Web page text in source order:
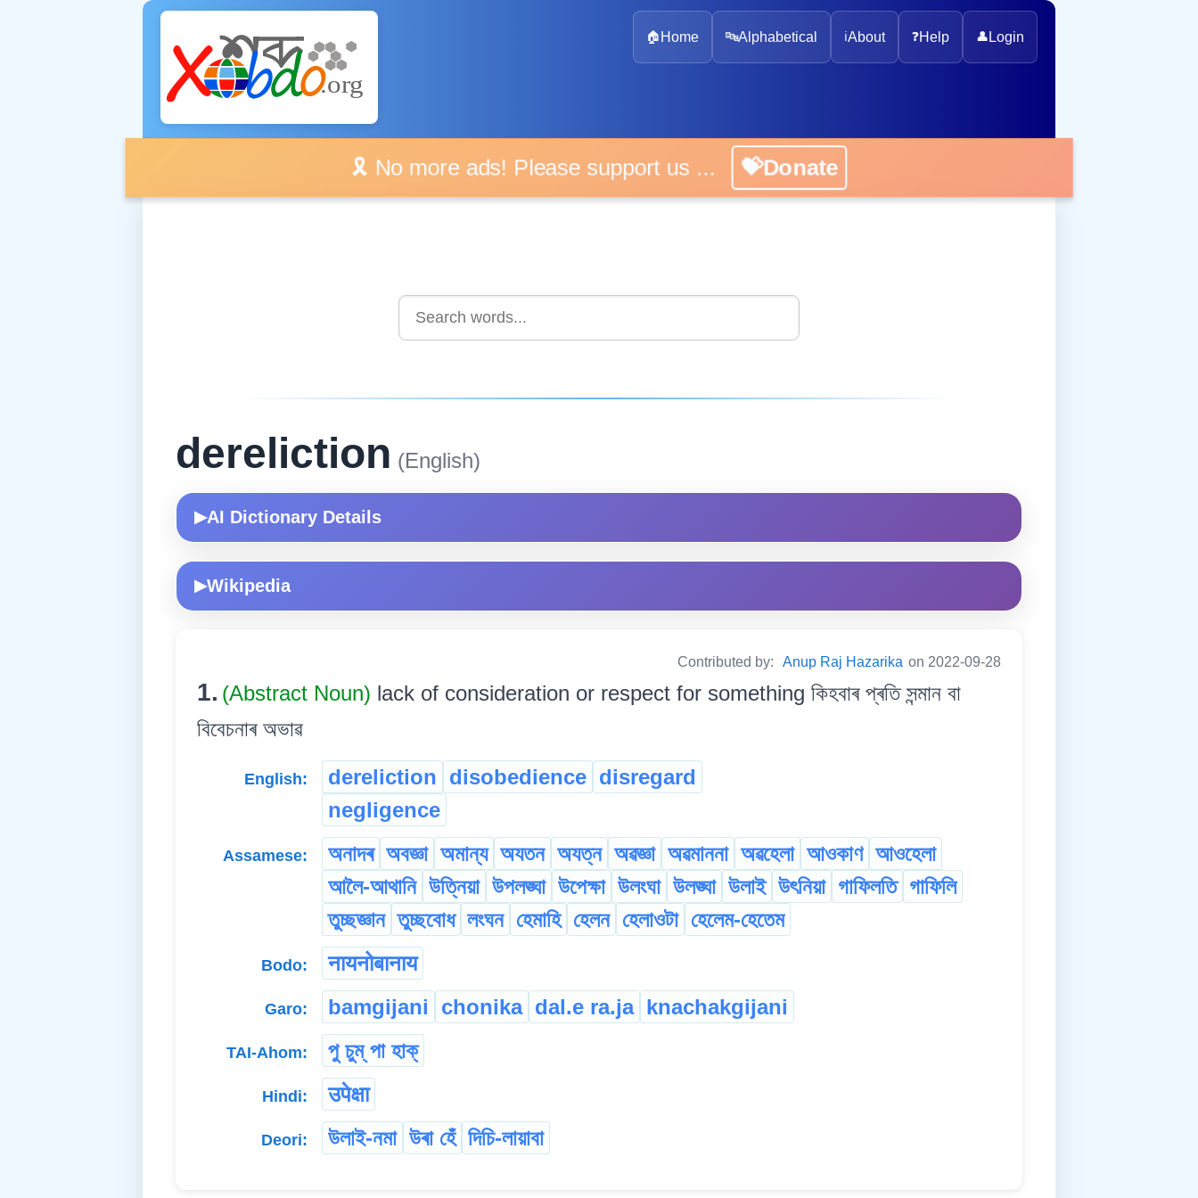
🏠 Home 🔤Alphabetical ℹ️About ❓Help 👤 Login
🎗️ No more ads! Please support us ... 💝Donate
dereliction (English)
▶AI Dictionary Details
▶Wikipedia
Contributed by: Anup Raj Hazarika on 2022-09-28
1. (Abstract Noun) lack of consideration or respect for something কিহবাৰ প্ৰতি সন্মান বা
বিবেচনাৰ অভাৱ
English: dereliction disobedience disregard
negligence
Assamese: অনাদৰ অবজ্ঞা অমান্য অযতন অযত্ন অৱজ্ঞা অৱমাননা অৱহেলা আওকাণ আওহেলা
আলৈ-আথানি উত্নিয়া উপলঙ্ঘা উপেক্ষা উলংঘা উলঙ্ঘা উলাই উৎনিয়া গাফিলতি গাফিলি
তুচ্ছজ্ঞান তুচ্ছবোধ লংঘন হেমাহি হেলন হেলাওটা হেলেম-হেতেম
Bodo: नायनोबानाय
Garo: bamgijani chonika dal.e ra.ja knachakgijani
TAI-Ahom: পু চুম্ পা হাক্
Hindi: उपेक्षा
Deori: উলাই-নমা উৰা হেঁ দিচি-লায়াবা